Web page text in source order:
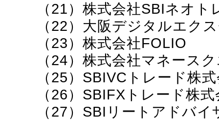
（21）株式会社SBIネオト
（22）大阪デジタルエク
（23）株式会社FOLIO
（24）株式会社マネース
（25）SBIVCトレード株
（26）SBIFXトレード株
（27）SBIリートアドバ